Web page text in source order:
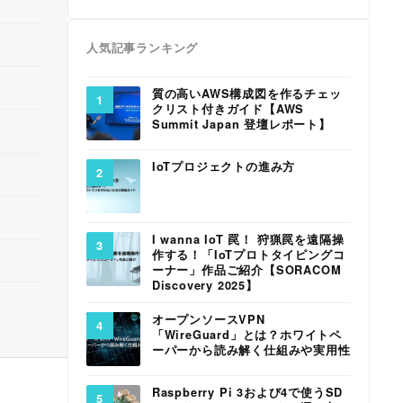
人気記事ランキング
質の高いAWS構成図を作るチェッ
クリスト付きガイド【AWS
Summit Japan 登壇レポート】
IoTプロジェクトの進み方
I wanna IoT 罠！ 狩猟罠を遠隔操
作する！「IoTプロトタイピングコ
ーナー」作品ご紹介【SORACOM
Discovery 2025】
オープンソースVPN
「WireGuard」とは？ホワイトペ
ーパーから読み解く仕組みや実用性
Raspberry Pi 3および4で使うSD